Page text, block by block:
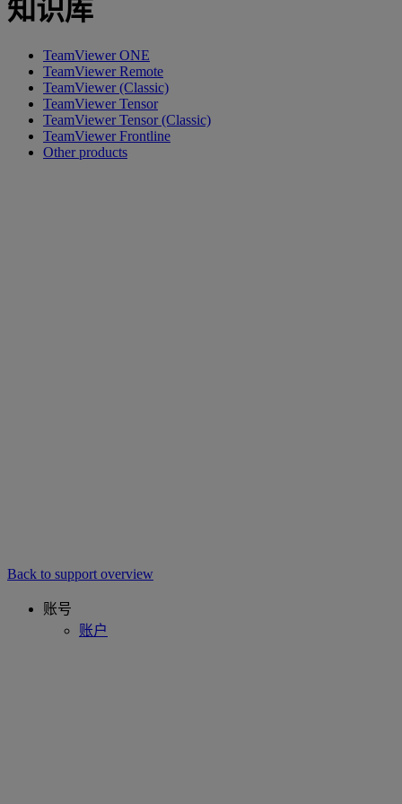
知识库
TeamViewer ONE
TeamViewer Remote
TeamViewer (Classic)
TeamViewer Tensor
TeamViewer Tensor (Classic)
TeamViewer Frontline
Other products
Back to support overview
账号
账户